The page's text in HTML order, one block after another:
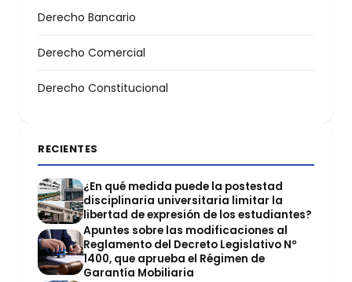
Derecho Bancario
Derecho Comercial
Derecho Constitucional
RECIENTES
¿En qué medida puede la postestad
disciplinaria universitaria limitar la
libertad de expresión de los estudiantes?
Apuntes sobre las modificaciones al
Reglamento del Decreto Legislativo Nº
1400, que aprueba el Régimen de
Garantía Mobiliaria